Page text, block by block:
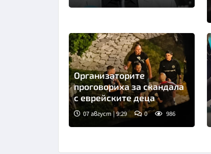
Организаторите
проговориха за скандала
с еврейските деца
07 август | 9:29 0 986